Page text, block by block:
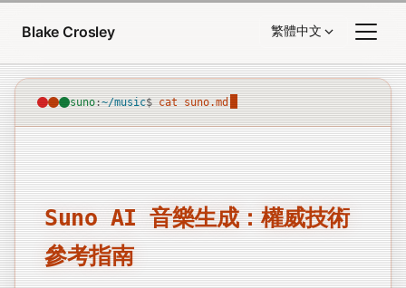
Blake Crosley
繁體中文
suno:~/music$cat suno.md
Suno AI 音樂生成：權威技術
參考指南